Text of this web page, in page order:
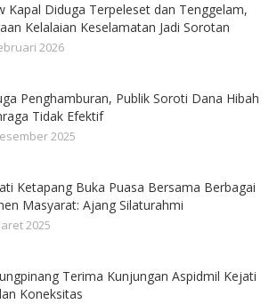
Kapal Diduga Terpeleset dan Tenggelam,
Kelalaian Keselamatan Jadi Sorotan
2026
Penghamburan, Publik Soroti Dana Hibah
Tidak Efektif
2025
Ketapang Buka Puasa Bersama Berbagai
Masyarat: Ajang Silaturahmi
2025
Terima Kunjungan Aspidmil Kejati
Koneksitas